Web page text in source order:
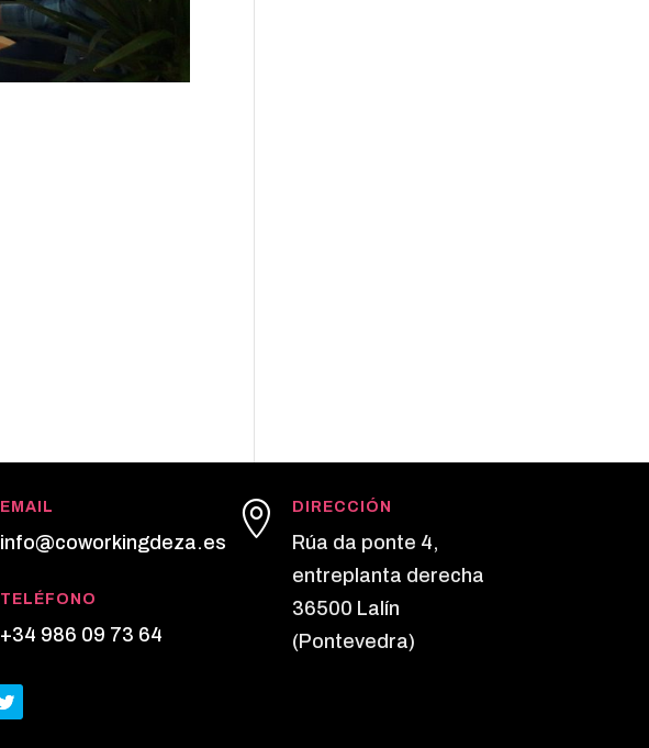
EMAIL
info@coworkingdeza.es
TELÉFONO
+34 986 09 73 64
 DIRECCIÓN
Rúa da ponte 4,
entreplanta derecha
36500 Lalín
(Pontevedra)